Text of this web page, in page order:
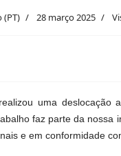
(PT) 28 março 2025
uma deslocação
faz parte da
e em conformidade